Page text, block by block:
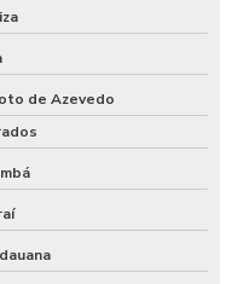
de Azevedo